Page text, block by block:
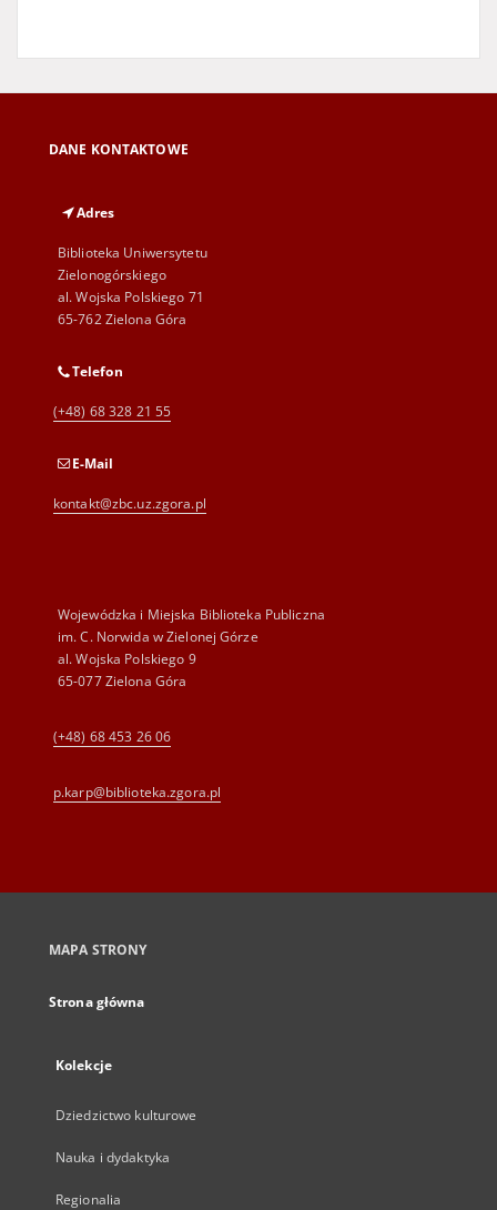
DANE KONTAKTOWE
Adres
Biblioteka Uniwersytetu
Zielonogórskiego
al. Wojska Polskiego 71
65-762 Zielona Góra
Telefon
(+48) 68 328 21 55
E-Mail
kontakt@zbc.uz.zgora.pl
Wojewódzka i Miejska Biblioteka Publiczna
im. C. Norwida w Zielonej Górze
al. Wojska Polskiego 9
65-077 Zielona Góra
(+48) 68 453 26 06
p.karp@biblioteka.zgora.pl
MAPA STRONY
Strona główna
Kolekcje
Dziedzictwo kulturowe
Nauka i dydaktyka
Regionalia